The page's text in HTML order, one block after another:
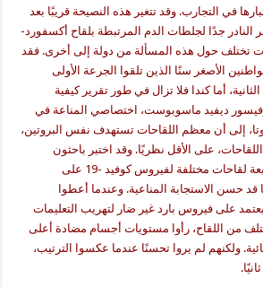
في التجارب. وقد تتغير هذه النصيحة قريبًا بعد
جدًا لجلطات الدم المرتبطة بلقاح أكسفورد-
تختلف حول هذه المسألة من دولة إلى أخرى. فقد
الأصغر سنًا الذين تلقوا الجرعة الأولى
أما كندا فلا تزال في طور تقرير كيفية
ديفيد ماسوبوست، اختصاصي المناعة في
إلى أن معظم اللقاحات تستهدف نفس البروتين،
على الأقل نظريًا. وقد اختبر باحثون
صينيون مجموعات من أربعة لقاحات مختلفة لفيروس كوفيد -19 على
قد حسن الاستجابة المناعية. وعندما أعطوا
على فيروس بارد غير ضار لتهريب التعليمات
من اللقاح، رأوا مستويات أجسام مضادة أعلى
ولكنهم لم يروا تحسنًا عندما عكسوا الترتيب،